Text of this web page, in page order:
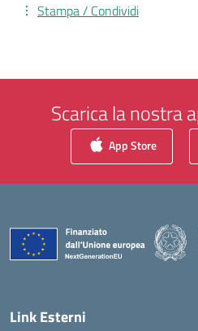
Stampa / Condividi
Scarica la nostra
App Store
Link Esterni